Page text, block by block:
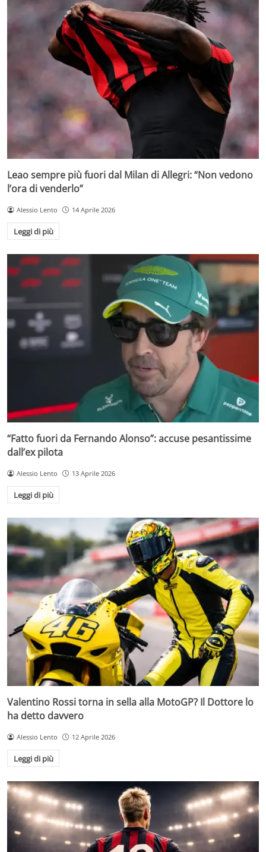
Leao sempre più fuori dal Milan di Allegri: “Non vedono
l’ora di venderlo”
Alessio Lento 14 Aprile 2026
Leggi di più
“Fatto fuori da Fernando Alonso”: accuse pesantissime
dall’ex pilota
Alessio Lento 13 Aprile 2026
Leggi di più
Valentino Rossi torna in sella alla MotoGP? Il Dottore lo
ha detto davvero
Alessio Lento 12 Aprile 2026
Leggi di più